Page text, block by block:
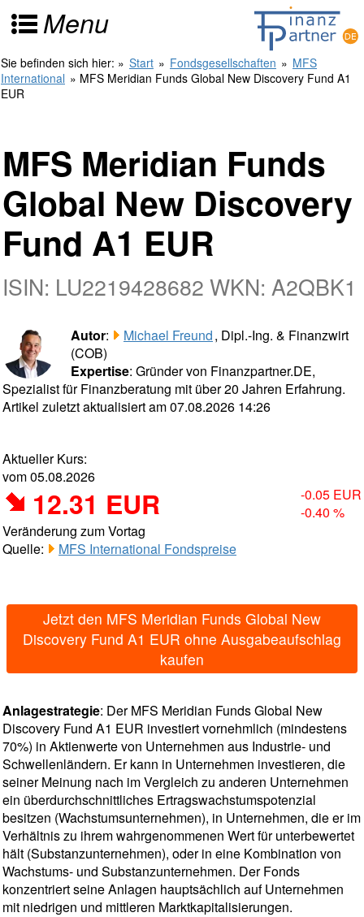
Menu
Sie befinden sich hier: » Start » Fondsgesellschaften » MFS
International » MFS Meridian Funds Global New Discovery Fund A1
EUR
MFS Meridian Funds
Global New Discovery
Fund A1 EUR
ISIN: LU2219428682 WKN: A2QBK1
Autor: Michael Freund, Dipl.-Ing. & Finanzwirt
(COB)
Expertise: Gründer von Finanzpartner.DE,
Spezialist für Finanzberatung mit über 20 Jahren Erfahrung.
Artikel zuletzt aktualisiert am 07.08.2026 14:26
Aktueller Kurs:
vom 05.08.2026
12.31 EUR
-0.05 EUR
-0.40 %
Veränderung zum Vortag
Quelle:
MFS International Fondspreise
Jetzt den MFS Meridian Funds Global New
Discovery Fund A1 EUR ohne Ausgabeaufschlag
kaufen
Anlagestrategie: Der MFS Meridian Funds Global New
Discovery Fund A1 EUR investiert vornehmlich (mindestens
70%) in Aktienwerte von Unternehmen aus Industrie- und
Schwellenländern. Er kann in Unternehmen investieren, die
seiner Meinung nach im Vergleich zu anderen Unternehmen
ein überdurchschnittliches Ertragswachstumspotenzial
besitzen (Wachstumsunternehmen), in Unternehmen, die er im
Verhältnis zu ihrem wahrgenommenen Wert für unterbewertet
hält (Substanzunternehmen), oder in eine Kombination von
Wachstums- und Substanzunternehmen. Der Fonds
konzentriert seine Anlagen hauptsächlich auf Unternehmen
mit niedrigen und mittleren Marktkapitalisierungen.